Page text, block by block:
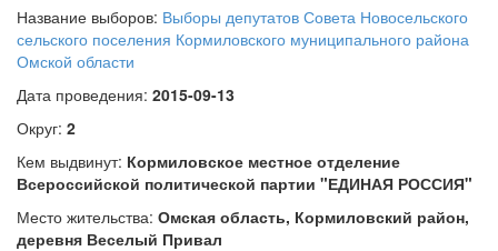
Название выборов: Выборы депутатов Совета Новосельского
сельского поселения Кормиловского муниципального района
Омской области
Дата проведения: 2015-09-13
Округ: 2
Кем выдвинут: Кормиловское местное отделение
Всероссийской политической партии "ЕДИНАЯ РОССИЯ"
Место жительства: Омская область, Кормиловский район,
деревня Веселый Привал